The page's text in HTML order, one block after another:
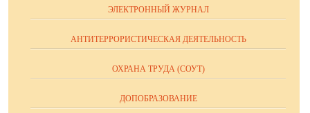
ЭЛЕКТРОННЫЙ ЖУРНАЛ
АНТИТЕРРОРИСТИЧЕСКАЯ ДЕЯТЕЛЬНОСТЬ
ОХРАНА ТРУДА (СОУТ)
ДОПОБРАЗОВАНИЕ